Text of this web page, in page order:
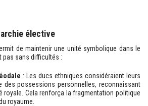
élective
de maintenir une unité symbolique dans le
pas sans difficultés :
: Les ducs ethniques considéraient leurs
des possessions personnelles, reconnaissant
royale. Cela renforça la fragmentation politique
royaume.